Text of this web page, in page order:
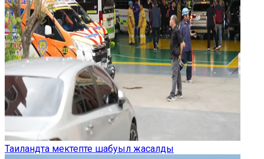
Таиландта мектепте шабуыл жасалды